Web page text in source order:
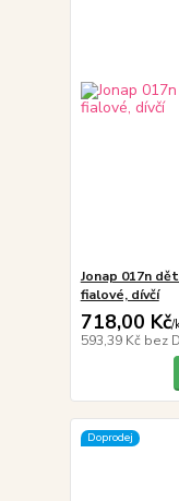
Jonap 017n
fialové, dívčí
718,00 Kč/
593,39 Kč bez
Doprodej